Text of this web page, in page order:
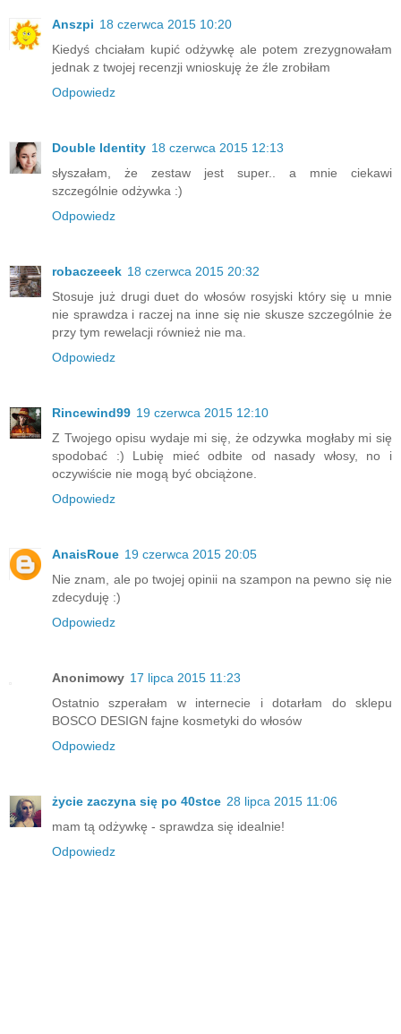
Anszpi 18 czerwca 2015 10:20
Kiedyś chciałam kupić odżywkę ale potem zrezygnowałam
jednak z twojej recenzji wnioskuję że źle zrobiłam
Odpowiedz
Double Identity 18 czerwca 2015 12:13
słyszałam, że zestaw jest super.. a mnie ciekawi
szczególnie odżywka :)
Odpowiedz
robaczeeek 18 czerwca 2015 20:32
Stosuje już drugi duet do włosów rosyjski który się u mnie
nie sprawdza i raczej na inne się nie skusze szczególnie że
przy tym rewelacji również nie ma.
Odpowiedz
Rincewind99 19 czerwca 2015 12:10
Z Twojego opisu wydaje mi się, że odzywka mogłaby mi się
spodobać :) Lubię mieć odbite od nasady włosy, no i
oczywiście nie mogą być obciążone.
Odpowiedz
AnaisRoue 19 czerwca 2015 20:05
Nie znam, ale po twojej opinii na szampon na pewno się nie
zdecyduję :)
Odpowiedz
Anonimowy 17 lipca 2015 11:23
Ostatnio szperałam w internecie i dotarłam do sklepu
BOSCO DESIGN fajne kosmetyki do włosów
Odpowiedz
życie zaczyna się po 40stce 28 lipca 2015 11:06
mam tą odżywkę - sprawdza się idealnie!
Odpowiedz